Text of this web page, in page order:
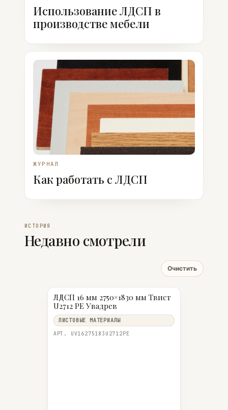
Использование ЛДСП в
производстве мебели
ЖУРНАЛ
Как работать с ЛДСП
ИСТОРИЯ
Недавно смотрели
Очистить
ЛДСП 16 мм 2750×1830 мм Твист
U2712 PE Увадрев
ЛИСТОВЫЕ МАТЕРИАЛЫ
АРТ. UV16275183U2712PE